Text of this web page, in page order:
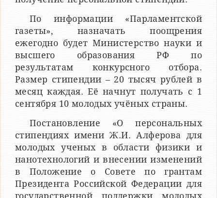
По информации «Парламентской
газеты», назначать поощрения
ежегодно будет Министерство науки и
высшего образования РФ по
результатам конкурсного отбора.
Размер стипендии – 20 тысяч рублей в
месяц каждая. Её начнут получать с 1
сентября 10 молодых учёных страны.
Постановление «О персональных
стипендиях имени Ж.И. Алферова для
молодых ученых в области физики и
нанотехнологий и внесении изменений
в Положение о Совете по грантам
Президента Российской Федерации для
государственной поддержки молодых